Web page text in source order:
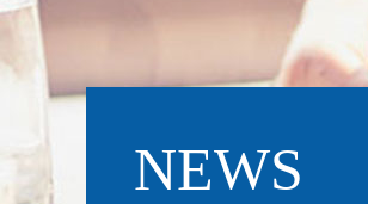
NEWS